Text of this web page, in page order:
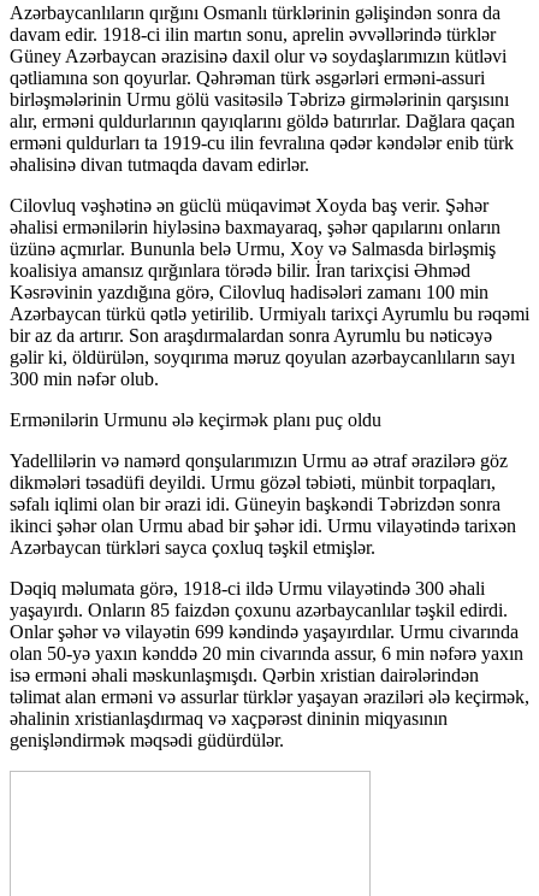
Azərbaycanlıların qırğını Osmanlı türklərinin gəlişindən sonra da
davam edir. 1918-ci ilin martın sonu, aprelin əvvəllərində türklər
Güney Azərbaycan ərazisinə daxil olur və soydaşlarımızın kütləvi
qətliamına son qoyurlar. Qəhrəman türk əsgərləri erməni-assuri
birləşmələrinin Urmu gölü vasitəsilə Təbrizə girmələrinin qarşısını
alır, erməni quldurlarının qayıqlarını göldə batırırlar. Dağlara qaçan
erməni quldurları ta 1919-cu ilin fevralına qədər kəndələr enib türk
əhalisinə divan tutmaqda davam edirlər.
Cilovluq vəşhətinə ən güclü müqavimət Xoyda baş verir. Şəhər
əhalisi ermənilərin hiyləsinə baxmayaraq, şəhər qapılarını onların
üzünə açmırlar. Bununla belə Urmu, Xoy və Salmasda birləşmiş
koalisiya amansız qırğınlara törədə bilir. İran tarixçisi Əhməd
Kəsrəvinin yazdığına görə, Cilovluq hadisələri zamanı 100 min
Azərbaycan türkü qətlə yetirilib. Urmiyalı tarixçi Ayrumlu bu rəqəmi
bir az da artırır. Son araşdırmalardan sonra Ayrumlu bu nəticəyə
gəlir ki, öldürülən, soyqırıma məruz qoyulan azərbaycanlıların sayı
300 min nəfər olub.
Ermənilərin Urmunu ələ keçirmək planı puç oldu
Yadellilərin və namərd qonşularımızın Urmu aə ətraf ərazilərə göz
dikmələri təsadüfi deyildi. Urmu gözəl təbiəti, münbit torpaqları,
səfalı iqlimi olan bir ərazi idi. Güneyin başkəndi Təbrizdən sonra
ikinci şəhər olan Urmu abad bir şəhər idi. Urmu vilayətində tarixən
Azərbaycan türkləri sayca çoxluq təşkil etmişlər.
Dəqiq məlumata görə, 1918-ci ildə Urmu vilayətində 300 əhali
yaşayırdı. Onların 85 faizdən çoxunu azərbaycanlılar təşkil edirdi.
Onlar şəhər və vilayətin 699 kəndində yaşayırdılar. Urmu civarında
olan 50-yə yaxın kənddə 20 min civarında assur, 6 min nəfərə yaxın
isə erməni əhali məskunlaşmışdı. Qərbin xristian dairələrindən
təlimat alan erməni və assurlar türklər yaşayan əraziləri ələ keçirmək,
əhalinin xristianlaşdırmaq və xaçpərəst dininin miqyasının
genişləndirmək məqsədi güdürdülər.